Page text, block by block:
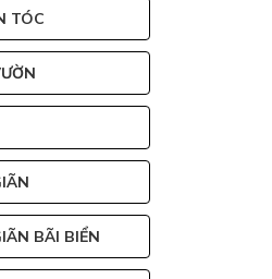
TÓC
BÃI BIỂN